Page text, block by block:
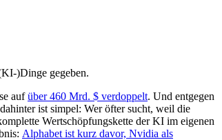
)Dinge gegeben.
aufüber 460 Mrd. $ verdoppelt. Und entgegen
ist simpel: Wer öfter sucht, weil die
Wertschöpfungskette der KI im eigenen
Alphabet ist kurz davor, Nvidia als